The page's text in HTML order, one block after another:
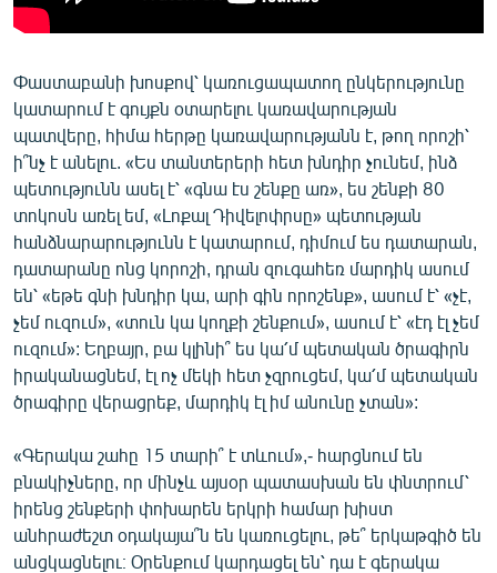
Փաստաբանի խոսքով՝ կառուցապատող ընկերությունը
կատարում է գույքն օտարելու կառավարության
պատվերը, հիմա հերթը կառավարությանն է, թող որոշի՝
ի՞նչ է անելու. «Ես տանտերերի հետ խնդիր չունեմ, ինձ
պետությունն ասել է՝ «գնա էս շենքը առ», ես շենքի 80
տոկոսն առել եմ, «Լոքալ Դիվելոփրսը» պետության
հանձնարարությունն է կատարում, դիմում ես դատարան,
դատարանը ոնց կորոշի, դրան զուգահեռ մարդիկ ասում
են՝ «եթե գնի խնդիր կա, արի գին որոշենք», ասում է՝ «չէ,
չեմ ուզում», «տուն կա կողքի շենքում», ասում է՝ «էդ էլ չեմ
ուզում»: Եղբայր, բա կլինի՞ ես կա՛մ պետական ծրագիրն
իրականացնեմ, էլ ոչ մեկի հետ չզրուցեմ, կա՛մ պետական
ծրագիրը վերացրեք, մարդիկ էլ իմ անունը չտան»:
«Գերակա շահը 15 տարի՞ է տևում»,- հարցնում են
բնակիչները, որ մինչև այսօր պատասխան են փնտրում՝
իրենց շենքերի փոխարեն երկրի համար խիստ
անհրաժեշտ օդակայա՞ն են կառուցելու, թե՞ երկաթգիծ են
անցկացնելու։ Օրենքում կարդացել են՝ դա է գերակա